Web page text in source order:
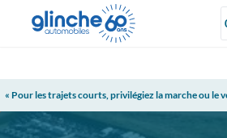
« Pour les trajets courts, privilégiez la marche ou le